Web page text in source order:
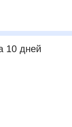
дней